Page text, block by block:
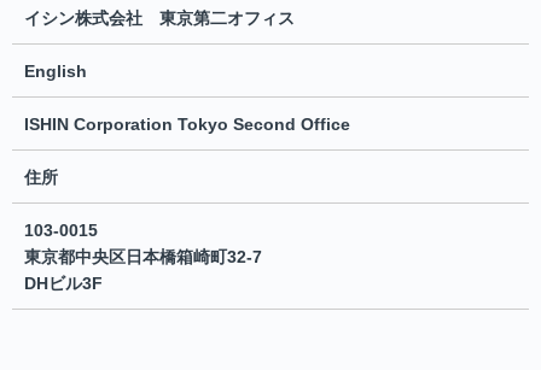
イシン株式会社 東京第二オフィス
English
ISHIN Corporation Tokyo Second Office
住所
103-0015
東京都中央区日本橋箱崎町32-7
DHビル3F